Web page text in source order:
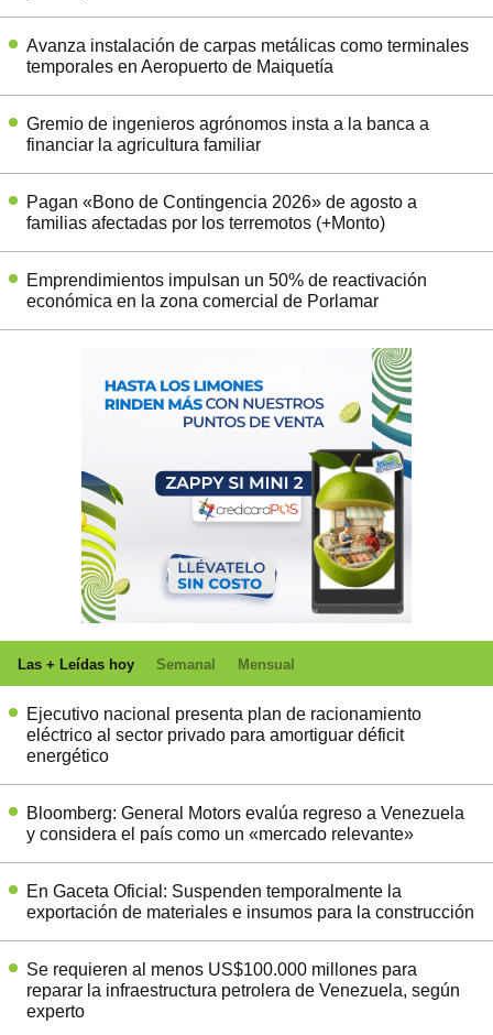
Avanza instalación de carpas metálicas como terminales
temporales en Aeropuerto de Maiquetía
Gremio de ingenieros agrónomos insta a la banca a
financiar la agricultura familiar
Pagan «Bono de Contingencia 2026» de agosto a
familias afectadas por los terremotos (+Monto)
Emprendimientos impulsan un 50% de reactivación
económica en la zona comercial de Porlamar
Las + Leídas hoy Semanal Mensual
Ejecutivo nacional presenta plan de racionamiento
eléctrico al sector privado para amortiguar déficit
energético
Bloomberg: General Motors evalúa regreso a Venezuela
y considera el país como un «mercado relevante»
En Gaceta Oficial: Suspenden temporalmente la
exportación de materiales e insumos para la construcción
Se requieren al menos US$100.000 millones para
reparar la infraestructura petrolera de Venezuela, según
experto